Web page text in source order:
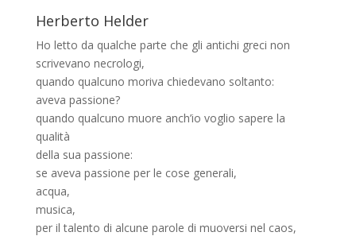
Herberto Helder
Ho letto da qualche parte che gli antichi greci non
scrivevano necrologi,
quando qualcuno moriva chiedevano soltanto:
aveva passione?
quando qualcuno muore anch’io voglio sapere la
qualità
della sua passione:
se aveva passione per le cose generali,
acqua,
musica,
per il talento di alcune parole di muoversi nel caos,